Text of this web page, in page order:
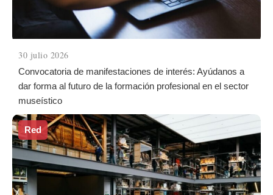
30 julio 2026
Convocatoria de manifestaciones de interés: Ayúdanos a
dar forma al futuro de la formación profesional en el sector
museístico
Red